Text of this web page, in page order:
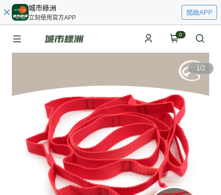
城市綠洲
立刻使用官方APP
開啟APP
0
1/2